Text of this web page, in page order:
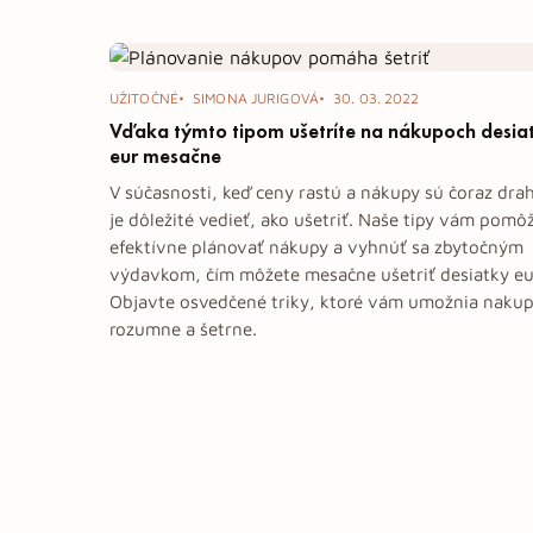
UŽITOČNÉ SIMONA JURIGOVÁ 30. 03. 2022
Vďaka týmto tipom ušetríte na nákupoch
eur mesačne
V súčasnosti, keď ceny rastú a nákupy sú čoraz
je dôležité vedieť, ako ušetriť. Naše tipy vám
efektívne plánovať nákupy a vyhnúť sa zbytočným
výdavkom, čím môžete mesačne ušetriť desiatky
Objavte osvedčené triky, ktoré vám umožnia
rozumne a šetrne.